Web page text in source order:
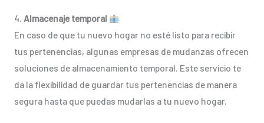
4. Almacenaje temporal
En caso de que tu nuevo hogar no esté listo para recibir
tus pertenencias, algunas empresas de mudanzas ofrecen
soluciones de almacenamiento temporal. Este servicio te
da la flexibilidad de guardar tus pertenencias de manera
segura hasta que puedas mudarlas a tu nuevo hogar.